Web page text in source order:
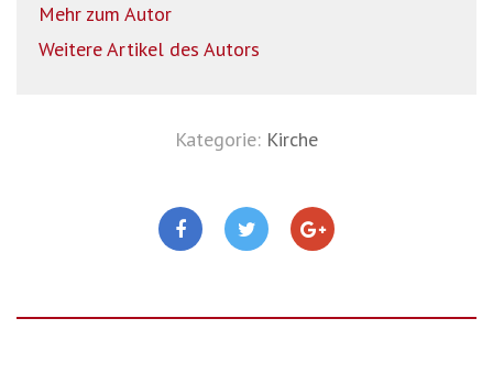
Mehr zum Autor
Weitere Artikel des Autors
Kategorie: Kirche